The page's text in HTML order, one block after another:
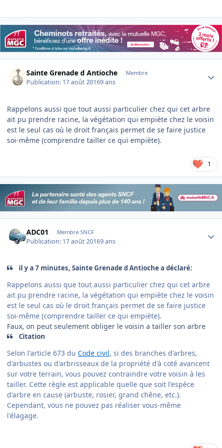
Sainte Grenade d Antioche Membre
Publication: 17 août 20169 ans
Rappelons aussi que tout aussi particulier chez qui cet arbre
ait pu prendre racine, la végétation qui empiète chez le voisin
est le seul cas où le droit français permet de se faire justice
soi-même (comprendre tailler ce qui empiète).
1
ADC01 Membre SNCF
Publication: 17 août 20169 ans
il y a 7 minutes, Sainte Grenade d Antioche a déclaré:
Rappelons aussi que tout aussi particulier chez qui cet arbre
ait pu prendre racine, la végétation qui empiète chez le voisin
est le seul cas où le droit français permet de se faire justice
soi-même (comprendre tailler ce qui empiète).
Faux, on peut seulement obliger le voisin a tailler son arbre
Citation
Selon l'article 673 du Code civil, si des branches d'arbres,
d'arbustes ou d'arbrisseaux de la propriété d'à coté avancent
sur votre terrain, vous pouvez contraindre votre voisin à les
tailler. Cette règle est applicable quelle que soit l'espèce
d'arbre en cause (arbuste, rosier, grand chêne, etc.).
Cependant, vous ne pouvez pas réaliser vous-même
l'élagage.